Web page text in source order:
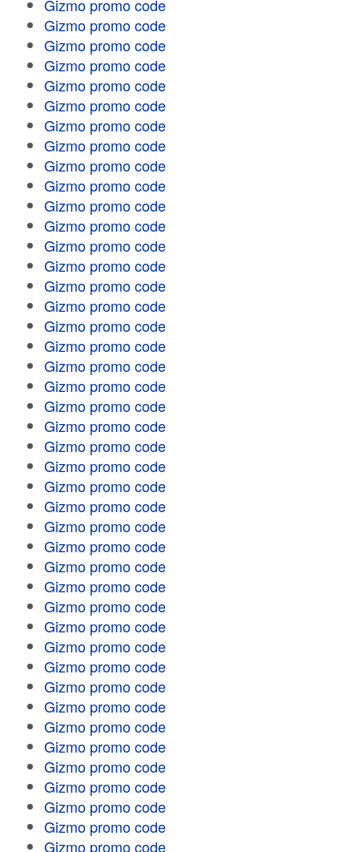
Gizmo promo code
Gizmo promo code
Gizmo promo code
Gizmo promo code
Gizmo promo code
Gizmo promo code
Gizmo promo code
Gizmo promo code
Gizmo promo code
Gizmo promo code
Gizmo promo code
Gizmo promo code
Gizmo promo code
Gizmo promo code
Gizmo promo code
Gizmo promo code
Gizmo promo code
Gizmo promo code
Gizmo promo code
Gizmo promo code
Gizmo promo code
Gizmo promo code
Gizmo promo code
Gizmo promo code
Gizmo promo code
Gizmo promo code
Gizmo promo code
Gizmo promo code
Gizmo promo code
Gizmo promo code
Gizmo promo code
Gizmo promo code
Gizmo promo code
Gizmo promo code
Gizmo promo code
Gizmo promo code
Gizmo promo code
Gizmo promo code
Gizmo promo code
Gizmo promo code
Gizmo promo code
Gizmo promo code
Gizmo promo code